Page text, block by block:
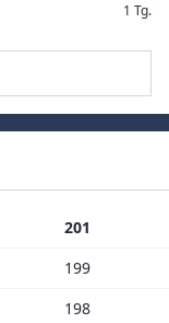
1 Tg.
201
199
198